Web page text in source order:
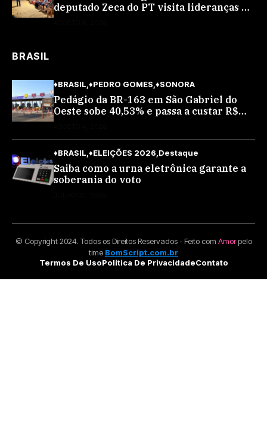
deputado Zeca do PT visita lideranças do
BRASIL
♦BRASIL ♦PEDRO GOMES ♦SONORA
Pedágio da BR-163 em São Gabriel do
Oeste sobe 40,53% e passa a custar R$
♦BRASIL ♦ELEIÇÕES 2026 Destaque
Saiba como a urna eletrônica garante a
soberania do voto
© Copyright 2024. Todos os Direitos Reservados - Feito com Amorpelo
time BomScript.com.br
Termos De UsoPolítica De PrivacidadeContato